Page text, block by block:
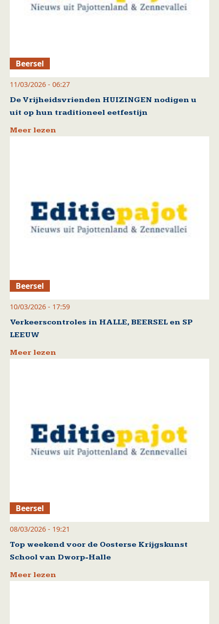
Beersel
11/03/2026 - 06:27
De Vrijheidsvrienden HUIZINGEN nodigen u
uit op hun traditioneel eetfestijn
Meer lezen
Beersel
10/03/2026 - 17:59
Verkeerscontroles in HALLE, BEERSEL en SP
LEEUW
Meer lezen
Beersel
08/03/2026 - 19:21
Top weekend voor de Oosterse Krijgskunst
School van Dworp-Halle
Meer lezen